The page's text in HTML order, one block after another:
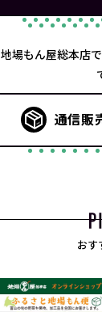
地場もん屋総本店
通信販
おす